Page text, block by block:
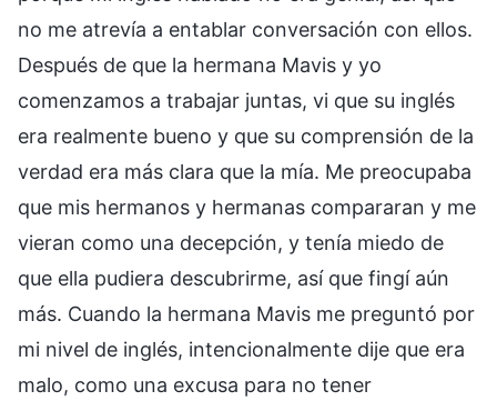
no me atrevía a entablar conversación con ellos.
Después de que la hermana Mavis y yo
comenzamos a trabajar juntas, vi que su inglés
era realmente bueno y que su comprensión de la
verdad era más clara que la mía. Me preocupaba
que mis hermanos y hermanas compararan y me
vieran como una decepción, y tenía miedo de
que ella pudiera descubrirme, así que fingí aún
más. Cuando la hermana Mavis me preguntó por
mi nivel de inglés, intencionalmente dije que era
malo, como una excusa para no tener